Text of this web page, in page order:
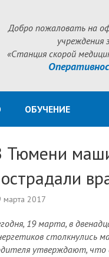
Добро пожаловать на
учреждения
«Станция скорой
ОБУЧЕНИЕ
Тюмени
марта 2017
19 марта, в
столкнулись
утверждают, что